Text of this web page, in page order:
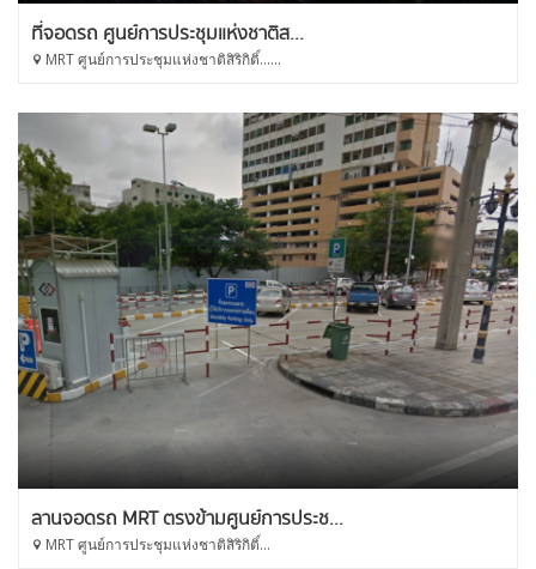
ที่จอดรถ ศูนย์การประชุมแห่งชาติส...
MRT ศูนย์การประชุมแห่งชาติสิริกิติ์......
ลานจอดรถ MRT ตรงข้ามศูนย์การประช...
MRT ศูนย์การประชุมแห่งชาติสิริกิติ์...